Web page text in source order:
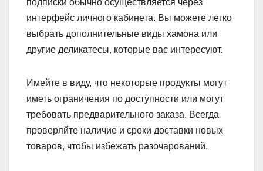
интерфейс личного кабинета. Вы можете легко
выбрать дополнительные виды хамона или
другие деликатесы, которые вас интересуют.
Имейте в виду, что некоторые продукты могут
иметь ограничения по доступности или могут
требовать предварительного заказа. Всегда
проверяйте наличие и сроки доставки новых
товаров, чтобы избежать разочарований.